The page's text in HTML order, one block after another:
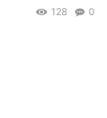
0
128